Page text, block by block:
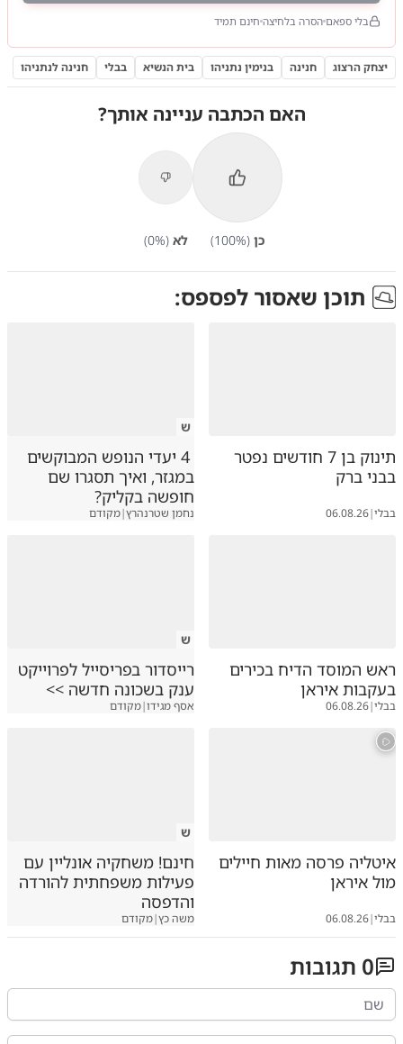
בלי ספאם הסרה בלחיצה חינם תמיד
יצחק הרצוג חנינה בנימין נתניהו בית הנשיא בבלי חנינה לנתניהו
האם הכתבה עניינה אותך?
כן (
100%) לא (
0%)
תוכן שאסור לפספס:
תינוק בן 7 חודשים נפטר
בבני ברק
בבלי|
06.08.26
ש
4 יעדי הנופש המבוקשים
במגזר, ואיך תסגרו שם
חופשה בקליק?
נחמן שטרנהרץ|מקודם
ראש המוסד הדיח בכירים
בעקבות איראן
בבלי|
06.08.26
ש
רייסדור בפריסייל לפרוייקט
ענק בשכונה חדשה >>
אסף מגידו|מקודם
איטליה פרסה מאות חיילים
מול איראן
בבלי|
06.08.26
ש
חינם! משחקיה אונליין עם
פעילות משפחתית להורדה
והדפסה
משה כץ|מקודם
0 תגובות